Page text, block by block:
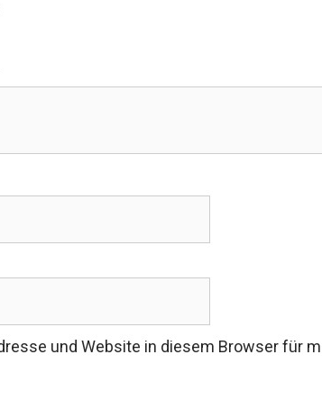
und Website in diesem Browser für